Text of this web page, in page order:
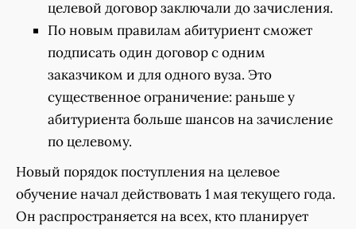
целевой договор заключали до зачисления.
По новым правилам абитуриент сможет
подписать один договор с одним
заказчиком и для одного вуза. Это
существенное ограничение: раньше у
абитуриента больше шансов на зачисление
по целевому.
Новый порядок поступления на целевое
обучение начал действовать 1 мая текущего года.
Он распространяется на всех, кто планирует